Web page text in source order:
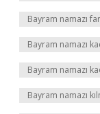
Bayram namazı
Bayram namazı
Bayram namazı
Bayram namazı